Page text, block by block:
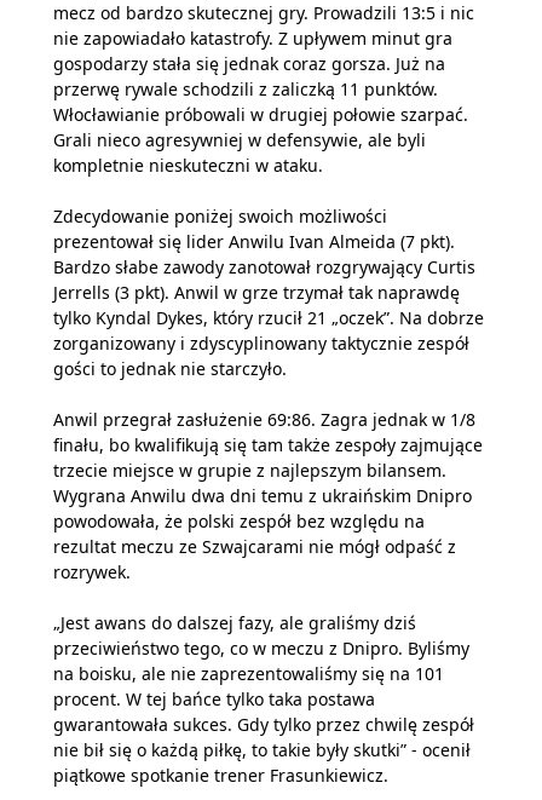
mecz od bardzo skutecznej gry. Prowadzili 13:5 i nic
nie zapowiadało katastrofy. Z upływem minut gra
gospodarzy stała się jednak coraz gorsza. Już na
przerwę rywale schodzili z zaliczką 11 punktów.
Włocławianie próbowali w drugiej połowie szarpać.
Grali nieco agresywniej w defensywie, ale byli
kompletnie nieskuteczni w ataku.
Zdecydowanie poniżej swoich możliwości
prezentował się lider Anwilu Ivan Almeida (7 pkt).
Bardzo słabe zawody zanotował rozgrywający Curtis
Jerrells (3 pkt). Anwil w grze trzymał tak naprawdę
tylko Kyndal Dykes, który rzucił 21 „oczek”. Na dobrze
zorganizowany i zdyscyplinowany taktycznie zespół
gości to jednak nie starczyło.
Anwil przegrał zasłużenie 69:86. Zagra jednak w 1/8
finału, bo kwalifikują się tam także zespoły zajmujące
trzecie miejsce w grupie z najlepszym bilansem.
Wygrana Anwilu dwa dni temu z ukraińskim Dnipro
powodowała, że polski zespół bez względu na
rezultat meczu ze Szwajcarami nie mógł odpaść z
rozrywek.
„Jest awans do dalszej fazy, ale graliśmy dziś
przeciwieństwo tego, co w meczu z Dnipro. Byliśmy
na boisku, ale nie zaprezentowaliśmy się na 101
procent. W tej bańce tylko taka postawa
gwarantowała sukces. Gdy tylko przez chwilę zespół
nie bił się o każdą piłkę, to takie były skutki” - ocenił
piątkowe spotkanie trener Frasunkiewicz.